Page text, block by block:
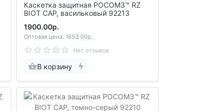
Каскетка защитная РОСОМЗ™ RZ
BIOT CAP, васильковый 92213
1900.00р.
Оптовая цена: 1653.00р.
Нет отзывов
В корзину